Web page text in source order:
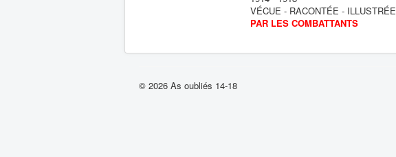
VÉCUE - RACONTÉE - ILLUSTRÉE
PAR LES COMBATTANTS
© 2026 As oubliés 14-18